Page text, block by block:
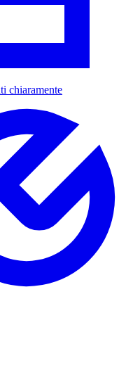
chiaramente